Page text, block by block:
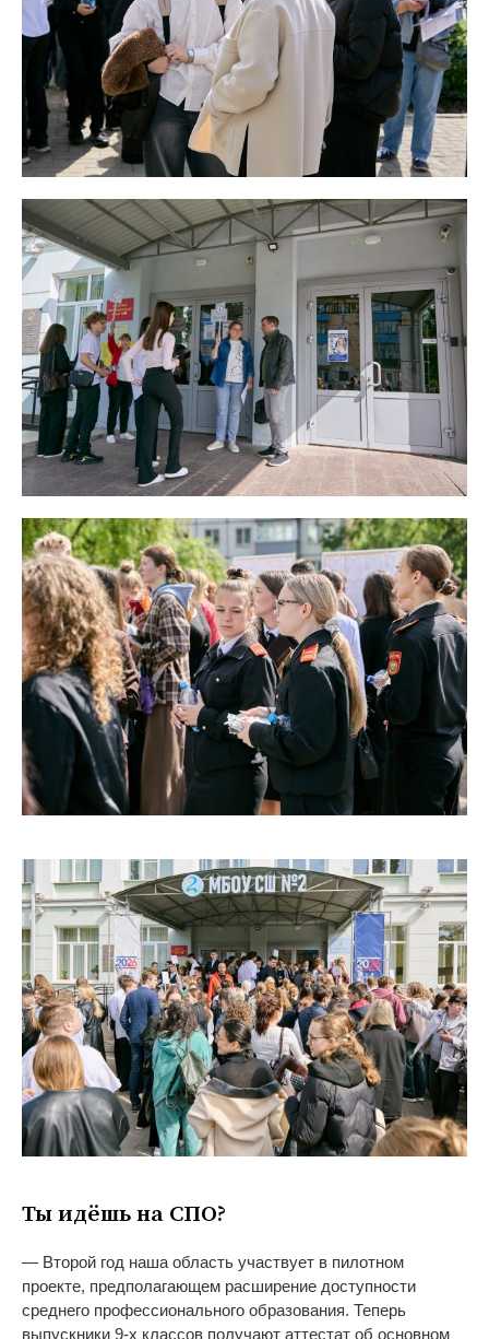
Тыидёшь на СПО?
— Второй год наша область участвует в пилотном
проекте, предполагающем расширение доступности
среднего профессионального образования. Теперь
выпускники 9-х классов получают аттестат об основном